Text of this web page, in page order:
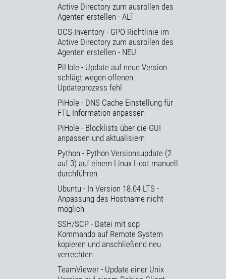
Active Directory zum ausrollen des
Agenten erstellen - ALT
OCS-Inventory - GPO Richtlinie im
Active Directory zum ausrollen des
Agenten erstellen - NEU
PiHole - Update auf neue Version
schlägt wegen offenen
Updateprozess fehl
PiHole - DNS Cache Einstellung für
FTL Information anpassen
PiHole - Blocklists über die GUI
anpassen und aktualisiern
Python - Python Versionsupdate (2
auf 3) auf einem Linux Host manuell
durchführen
Ubuntu - In Version 18.04 LTS -
Anpassung des Hostname nicht
möglich
SSH/SCP - Datei mit scp
Kommando auf Remote System
kopieren und anschließend neu
verrechten
TeamViewer - Update einer Unix